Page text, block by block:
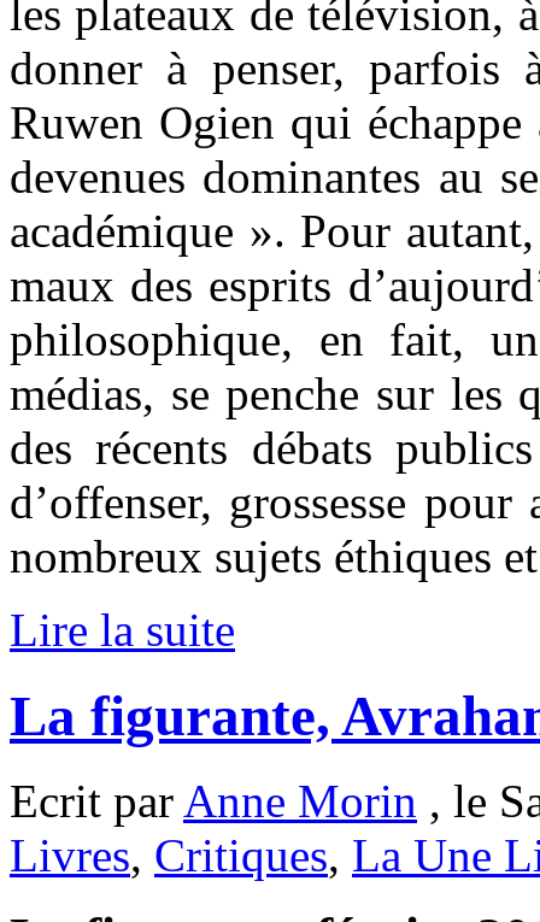
les plateaux de télévision,
donner à penser, parfois
Ruwen Ogien qui
devenues dominantes au
académique ». Pour
maux des esprits
philosophique, en fait,
médias, se penche sur les
des récents débats
d’offenser, grossesse
nombreux sujets éthiques
Lire la suite
La figurante,
Ecrit par Anne Morin , le
Livres, Critiques, La Une